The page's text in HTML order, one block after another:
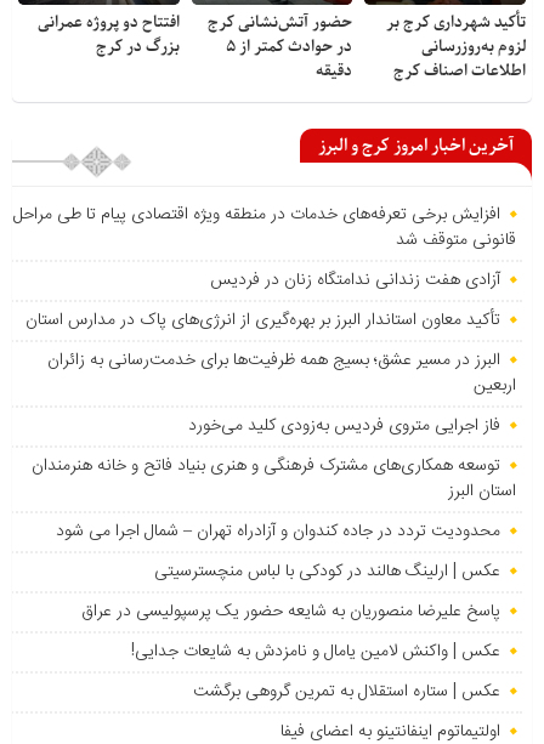
تأکید شهرداری کرج بر
لزوم به‌روزرسانی
اطلاعات اصناف کرج
حضور آتش‌نشانی کرج
در حوادث کمتر از ۵
دقیقه
افتتاح دو پروژه عمرانی
بزرگ در کرج
آخرین اخبار امروز کرج و البرز
افزایش برخی تعرفه‌های خدمات در منطقه ویژه اقتصادی پیام تا طی مراحل
قانونی متوقف شد
آزادی هفت زندانی ندامتگاه زنان در فردیس
تأکید معاون استاندار البرز بر بهره‌گیری از انرژی‌های پاک در مدارس استان
البرز در مسیر عشق؛ بسیج همه ظرفیت‌ها برای خدمت‌رسانی به زائران
اربعین
فاز اجرایی متروی فردیس به‌زودی کلید می‌خورد
توسعه همکاری‌های مشترک فرهنگی و هنری بنیاد فاتح و خانه هنرمندان
استان البرز
محدودیت تردد در جاده کندوان و آزادراه تهران – شمال اجرا می شود
عکس | ارلینگ هالند در کودکی با لباس منچسترسیتی
پاسخ علیرضا منصوریان به شایعه حضور یک پرسپولیسی در عراق
عکس | واکنش لامین یامال و نامزدش به شایعات جدایی!
عکس | ستاره استقلال به تمرین گروهی برگشت
اولتیماتوم اینفانتینو به اعضای فیفا